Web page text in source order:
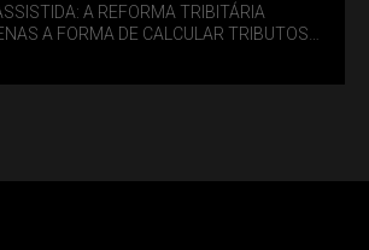
A REFORMA TRIBITÁRIA
A FORMA DE CALCULAR TRIBUTOS